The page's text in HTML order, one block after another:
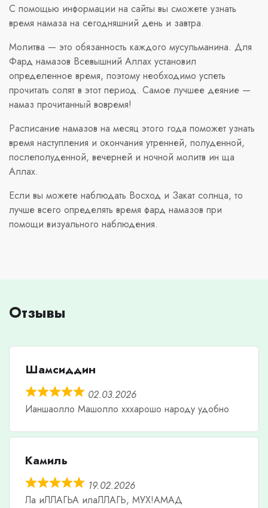
С помощью информации на сайты вы сможете узнать
время намаза на сегодняшний день и завтра.
Молитва — это обязанность каждого мусульманина. Для
Фард намазов Всевышний Аллах установил
определенное время, поэтому необходимо успеть
прочитать солят в этот период. Самое лучшее деяние —
намаз прочитанный вовремя!
Расписание намазов на месяц этого года поможет узнать
время наступления и окончания утренней, полуденной,
послеполуденной, вечерней и ночной молитв ин ща
Аллах.
Если вы можете наблюдать Восход и Закат солнца, то
лучше всего определять время фард намазов при
помощи визуального наблюдения.
Отзывы
Шамсиддин
02.03.2026
Ианшаолло Машолло хххарошо народу удобно
Камиль
19.02.2026
Ла иЛЛАГЬА илаЛЛАГЬ, МУХ!АМАД